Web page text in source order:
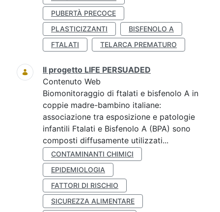
PUBERTÀ PRECOCE
PLASTICIZZANTI
BISFENOLO A
FTALATI
TELARCA PREMATURO
Il progetto LIFE PERSUADED
Contenuto Web
Biomonitoraggio di ftalati e bisfenolo A in
coppie madre-bambino italiane:
associazione tra esposizione e patologie
infantili Ftalati e Bisfenolo A (BPA) sono
composti diffusamente utilizzati...
CONTAMINANTI CHIMICI
EPIDEMIOLOGIA
FATTORI DI RISCHIO
SICUREZZA ALIMENTARE